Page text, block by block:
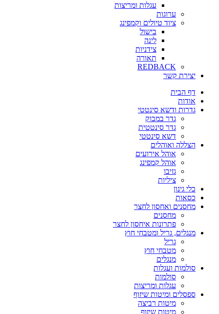
עגלות ומריצות
ערוגות
ציוד טיולים וקמפינג
בישול
לינה
צידניות
תאורה
REDBACK
יצירת קשר
דף הבית
אודות
גדרות ודשא סינטטי
גדר במבוק
גדר סינטטית
דשא סינטטי
הצללה ואוהלים
אוהל אירועים
אוהל קמפינג
גזיבו
ציליות
כלי גינון
כסאות
מחסנים ואחסון לחצר
מחסנים
פתרונות איחסון לחצר
מנגלים, גריל ומטבחי חוץ
גריל
מטבחי חוץ
מנגלים
סולמות ועגלות
סולמות
עגלות ומריצות
ספסלים ומיטות שיזוף
מיטות רביצה
מיטות שיזוף